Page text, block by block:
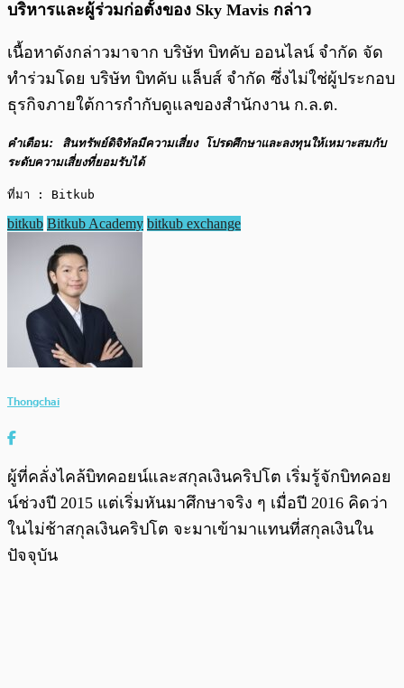
บริหารและผู้ร่วมก่อตั้งของ Sky Mavis กล่าว
เนื้อหาดังกล่าวมาจาก บริษัท บิทคับ ออนไลน์ จำกัด จัด
ทำร่วมโดย บริษัท บิทคับ แล็บส์ จำกัด ซึ่งไม่ใช่ผู้ประกอบ
ธุรกิจภายใต้การกำกับดูแลของสำนักงาน ก.ล.ต.
คำเตือน: สินทรัพย์ดิจิทัลมีความเสี่ยง โปรดศึกษาและลงทุนให้เหมาะสมกับ
ระดับความเสี่ยงที่ยอมรับได้
ที่มา : Bitkub
bitkub Bitkub Academy bitkub exchange
Thongchai
ผู้ที่คลั่งไคล้บิทคอยน์และสกุลเงินคริปโต เริ่มรู้จักบิทคอย
น์ช่วงปี 2015 แต่เริ่มหันมาศึกษาจริง ๆ เมื่อปี 2016 คิดว่า
ในไม่ช้าสกุลเงินคริปโต จะมาเข้ามาแทนที่สกุลเงินใน
ปัจจุบัน